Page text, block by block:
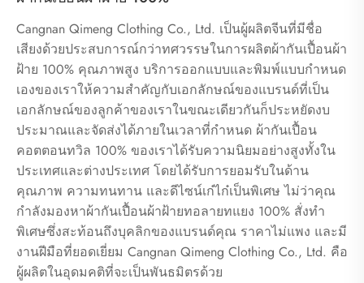
Cangnan Qimeng Clothing Co., Ltd. เป็นผู้ผลิตจีนที่มีชื่อ
เสียงด้วยประสบการณ์กว่าทศวรรษในการผลิตผ้ากันเปื้อนผ้า
ฝ้าย 100% คุณภาพสูง บริการออกแบบและพิมพ์แบบกำหนด
เองของเราให้ความสำคัญกับเอกลักษณ์ของแบรนด์ที่เป็น
เอกลักษณ์ของลูกค้าของเราในขณะเดียวกันก็ประหยัดงบ
ประมาณและจัดส่งได้ภายในเวลาที่กำหนด ผ้ากันเปื้อน
คอตตอนทวิล 100% ของเราได้รับความนิยมอย่างสูงทั้งใน
ประเทศและต่างประเทศ โดยได้รับการยอมรับในด้าน
คุณภาพ ความทนทาน และดีไซน์เก๋ไก๋เป็นพิเศษ ไม่ว่าคุณ
กำลังมองหาผ้ากันเปื้อนผ้าฝ้ายทอลายทแยง 100% สั่งทำ
พิเศษซึ่งสะท้อนถึงบุคลิกของแบรนด์คุณ ราคาไม่แพง และมี
งานฝีมือที่ยอดเยี่ยม Cangnan Qimeng Clothing Co., Ltd. คือ
ผู้ผลิตในอุดมคติที่จะเป็นพันธมิตรด้วย